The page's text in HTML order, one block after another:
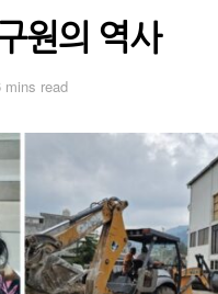
원의 역사
mins read